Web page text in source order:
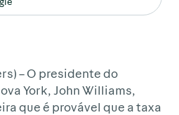
– O presidente do
York, John Williams,
que é provável que a taxa